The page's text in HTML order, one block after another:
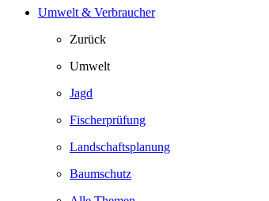
Umwelt & Verbraucher
Zurück
Umwelt
Jagd
Fischerprüfung
Landschaftsplanung
Baumschutz